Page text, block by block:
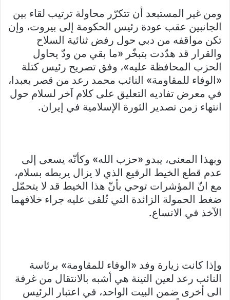
ومن غير المستبعد أن تتكرّر محاولة ترتيب لقاء بين
الجانبين عقب عودة رئيس الحكومة إلى بيروت، وإن
تكن مواقفه من دبي حول رفض ثنائية السلاح
والقرار قد هدّدت بتبخّر «ما بقي من ودّ يحاول
الحزب المحافظة عليه»، وفق تصريح رئيس كتلة
«الوفاء للمقاومة» النائب محمد رعد من قصر بعبدا،
في معرض تفاديه التعليق على كلام آخر لسلام حول
انتهاء زمن تصدير الثورة الإسلامية في إيران.
وبهذا المعنى، يبدو «حزب الله» وكأنّه يسعى إلى
عدم قطع الخيط الرفيع الذي لا يزال يربطه بسلام،
مع انّ المؤشرات توحي بأنّ هذا الخيط قد لا يتحمّل
ضغط الحمولة الزائدة التي تُلقى عليه جراء خلافهما
الآخذ في الاتساع.
وإذا كانت زيارة وفد «الوفاء للمقاومة» برئاسة
النائب رعد لعين التينة هي أشبه بالانتقال من غرفة
الى أخرى ضمن البيت الواحد، في اعتبار الرئيس